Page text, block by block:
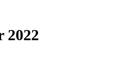
2022